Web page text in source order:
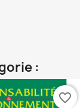
:
favorite_border